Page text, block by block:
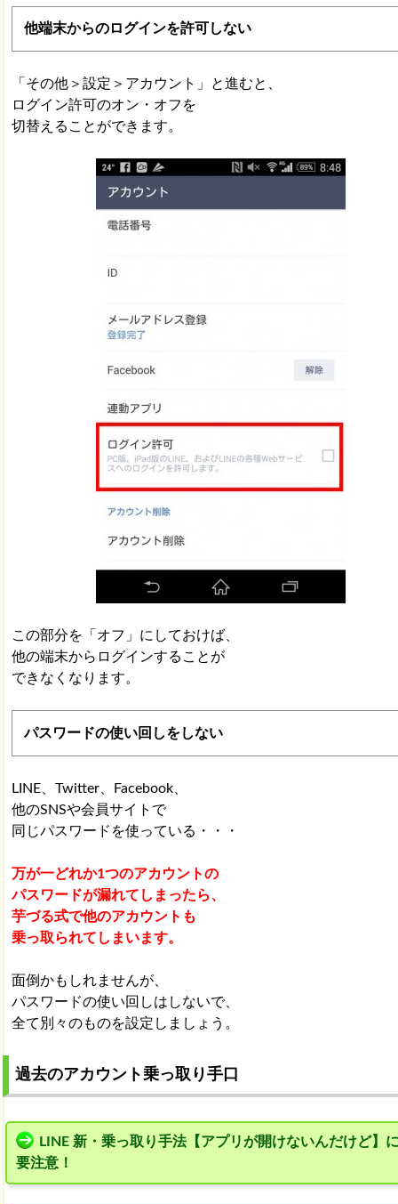
他端末からのログインを許可しない
「その他＞設定＞アカウント」と進むと、
ログイン許可のオン・オフを
切替えることができます。
この部分を「オフ」にしておけば、
他の端末からログインすることが
できなくなります。
パスワードの使い回しをしない
LINE、Twitter、Facebook、
他のSNSや会員サイトで
同じパスワードを使っている・・・
万が一どれか1つのアカウントの
パスワードが漏れてしまったら、
芋づる式で他のアカウントも
乗っ取られてしまいます。
面倒かもしれませんが、
パスワードの使い回しはしないで、
全て別々のものを設定しましょう。
過去のアカウント乗っ取り手口
LINE 新・乗っ取り手法【アプリが開けないんだけど】
要注意！